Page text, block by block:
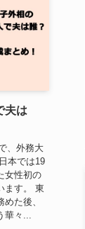
夫は
、外務大
本では19
女性初の
ます。 東
た後、
々...